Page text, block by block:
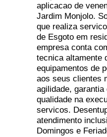
aplicacao de
Jardim Monjolo.
que realiza
de Esgoto em
empresa conta
tecnica altamente
equipamentos de
aos seus clientes
agilidade,
qualidade na
servicos.
atendimento
Domingos e